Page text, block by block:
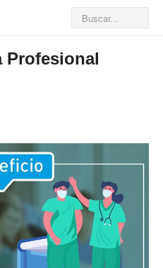
Profesional